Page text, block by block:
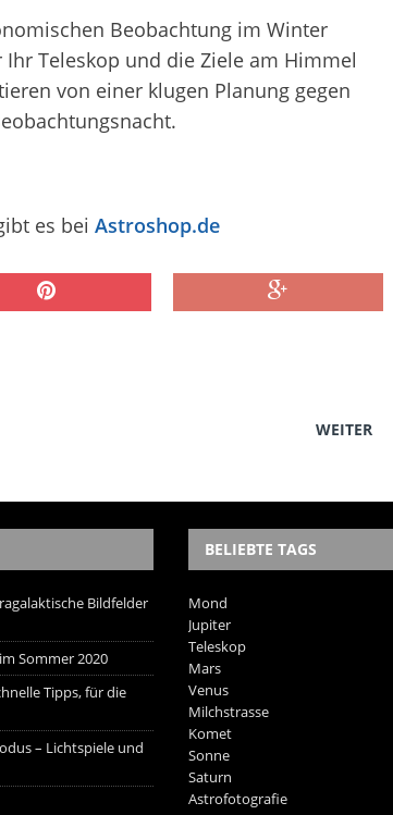
Beobachtung im Winter
Teleskop und die Ziele am Himmel
von einer klugen Planung gegen
es bei Astroshop.de
WEITER
Bildfelder
Sommer 2020
Tipps, für die
– Lichtspiele und
BELIEBTE TAGS
Mond
Jupiter
Teleskop
Mars
Venus
Milchstrasse
Komet
Sonne
Saturn
Astrofotografie